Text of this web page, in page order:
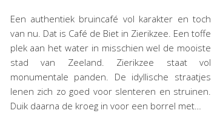
Een authentiek bruincafé vol karakter en toch
van nu. Dat is Café de Biet in Zierikzee. Een toffe
plek aan het water in misschien wel de mooiste
stad van Zeeland. Zierikzee staat vol
monumentale panden. De idyllische straatjes
lenen zich zo goed voor slenteren en struinen.
Duik daarna de kroeg in voor een borrel met…